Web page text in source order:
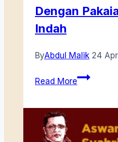
Dengan
Indah
ByAbdul Malik 24
Read MoreDengan
Indah